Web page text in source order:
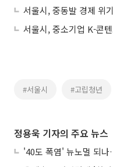
#서울시 #고립청년
정용욱 기자의 주요 뉴스